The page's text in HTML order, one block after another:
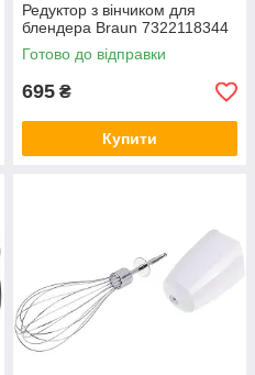
Редуктор з вінчиком для
блендера Braun 7322118344
Готово до відправки
695 ₴
Купити